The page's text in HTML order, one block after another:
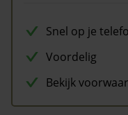
Snel op je
Voordelig
Bekijk